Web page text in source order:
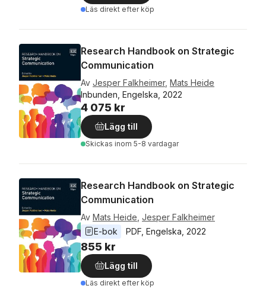
Läs direkt efter köp
Research Handbook on Strategic
Communication
Av Jesper Falkheimer, Mats Heide
Inbunden, Engelska, 2022
4 075 kr
Lägg till
Skickas inom 5-8 vardagar
Research Handbook on Strategic
Communication
Av Mats Heide Jesper Falkheimer
E-bok
PDF Engelska 2022
855 kr
Lägg till
Läs direkt efter köp